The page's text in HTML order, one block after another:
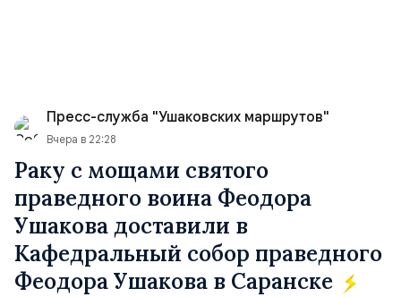
Пресс-служба "Ушаковских маршрутов"
Вчера в 22:28
Раку с мощами святого
праведного воина Феодора
Ушакова доставили в
Кафедральный собор праведного
Феодора Ушакова в Саранске